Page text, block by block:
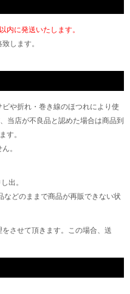
内に発送いたします。
します。
や折れ・巻き線のほつれにより使
当店が不良品と認めた場合は商品到
す。
。
出。
どのままで商品が再販できない状
させて頂きます。この場合、送